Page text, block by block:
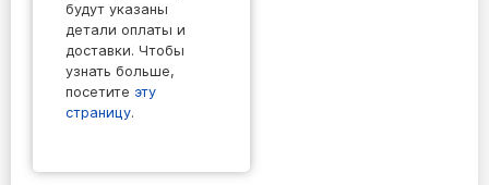
будут указаны
детали оплаты и
доставки. Чтобы
узнать больше,
посетите эту
страницу.